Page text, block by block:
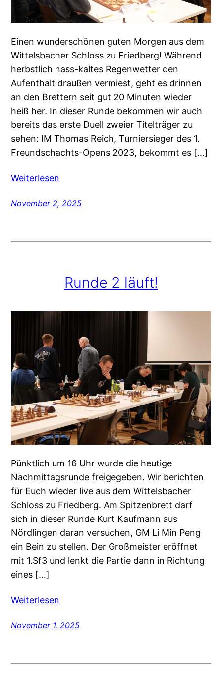
Einen wunderschönen guten Morgen aus dem
Wittelsbacher Schloss zu Friedberg! Während
herbstlich nass-kaltes Regenwetter den
Aufenthalt draußen vermiest, geht es drinnen
an den Brettern seit gut 20 Minuten wieder
heiß her. In dieser Runde bekommen wir auch
bereits das erste Duell zweier Titelträger zu
sehen: IM Thomas Reich, Turniersieger des 1.
Freundschachts-Opens 2023, bekommt es […]
Weiterlesen
November 2, 2025
Runde 2 läuft!
Pünktlich um 16 Uhr wurde die heutige
Nachmittagsrunde freigegeben. Wir berichten
für Euch wieder live aus dem Wittelsbacher
Schloss zu Friedberg. Am Spitzenbrett darf
sich in dieser Runde Kurt Kaufmann aus
Nördlingen daran versuchen, GM Li Min Peng
ein Bein zu stellen. Der Großmeister eröffnet
mit 1.Sf3 und lenkt die Partie dann in Richtung
eines […]
Weiterlesen
November 1, 2025